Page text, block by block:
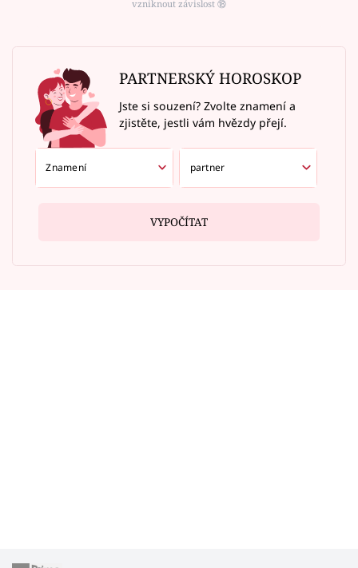
vzniknout závislost ⑱
PARTNERSKÝ HOROSKOP
Jste si souzení? Zvolte znamení a
zjistěte, jestli vám hvězdy přejí.
VYPOČÍTAT